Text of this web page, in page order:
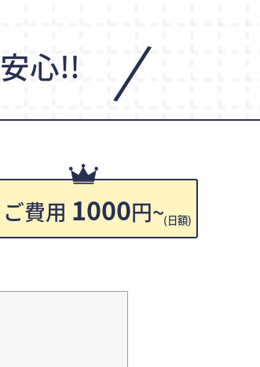
心!! /
ご費用 1000円~(日額)